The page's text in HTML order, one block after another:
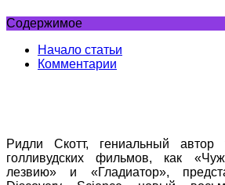
Содержимое
Начало статьи
Комментарии
Ридли Скотт, гениальный автор
голливудских фильмов, как
лезвию» и «Гладиатор»,